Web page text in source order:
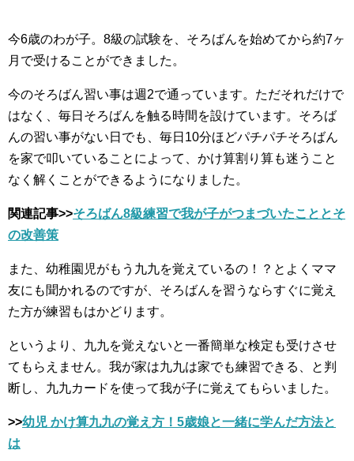
今6歳のわが子。8級の試験を、そろばんを始めてから約7ヶ
月で受けることができました。
今のそろばん習い事は週2で通っています。ただそれだけで
はなく、毎日そろばんを触る時間を設けています。そろば
んの習い事がない日でも、毎日10分ほどパチパチそろばん
を家で叩いていることによって、かけ算割り算も迷うこと
なく解くことができるようになりました。
関連記事>>そろばん8級練習で我が子がつまづいたこととそ
の改善策
また、幼稚園児がもう九九を覚えているの！？とよくママ
友にも聞かれるのですが、そろばんを習うならすぐに覚え
た方が練習もはかどります。
というより、九九を覚えないと一番簡単な検定も受けさせ
てもらえません。我が家は九九は家でも練習できる、と判
断し、九九カードを使って我が子に覚えてもらいました。
>>幼児 かけ算九九の覚え方！5歳娘と一緒に学んだ方法と
は